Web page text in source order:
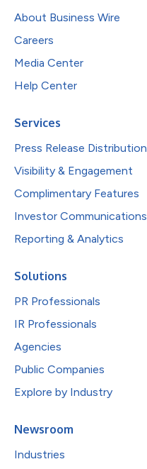
About Business Wire
Careers
Media Center
Help Center
Services
Press Release Distribution
Visibility & Engagement
Complimentary Features
Investor Communications
Reporting & Analytics
Solutions
PR Professionals
IR Professionals
Agencies
Public Companies
Explore by Industry
Newsroom
Industries